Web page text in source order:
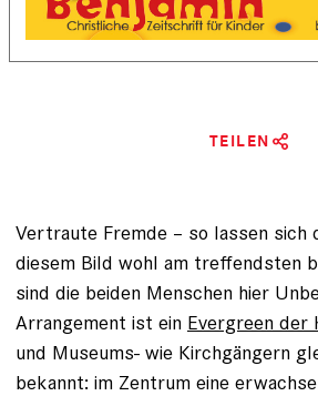
TEILEN
Vertraute Fremde – so lassen sich
diesem Bild wohl am treffendsten
sind die beiden Menschen hier
Arrangement ist ein Evergreen der
und Museums- wie Kirchgängern
bekannt: im Zentrum eine